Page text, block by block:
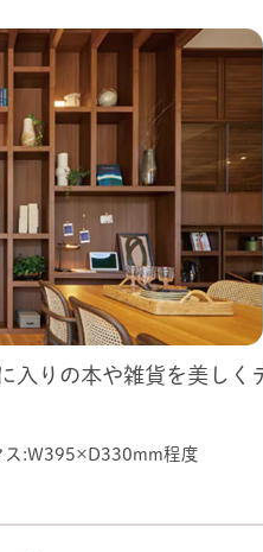
入りの本や雑貨を美しく
：W395×D330mm程度